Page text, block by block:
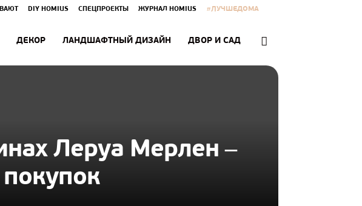
DIY HOMIUS СПЕЦПРОЕКТЫ ЖУРНАЛ HOMIUS #ЛУЧШЕДОМА
ДЕКОР ЛАНДШАФТНЫЙ ДИЗАЙН ДВОР И САД
Леруа Мерлен ‒